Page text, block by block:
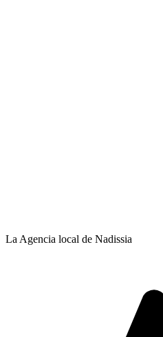
La Agencia local de Nadissia